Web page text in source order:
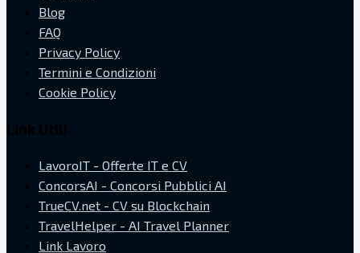
Blog
FAQ
Privacy Policy
Termini e Condizioni
Cookie Policy
LavoroIT - Offerte IT e CV
ConcorsAI - Concorsi Pubblici AI
TrueCV.net - CV su Blockchain
TravelHelper - AI Travel Planner
Link Lavoro